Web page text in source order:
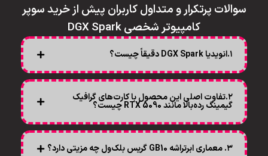
سوالات پرتکرار و متداول کاربران پیش از خرید سوپر
کامپیوتر شخصی DGX Spark
۱.انویدیا DGX Spark دقیقاً چیست؟
۲.تفاوت اصلی این محصول با کارت‌های گرافیک
گیمینگ رده‌بالا مانند RTX 5090 چیست؟
۳. معماری ابرتراشه GB10 گریس بلک‌ول چه مزیتی دارد؟